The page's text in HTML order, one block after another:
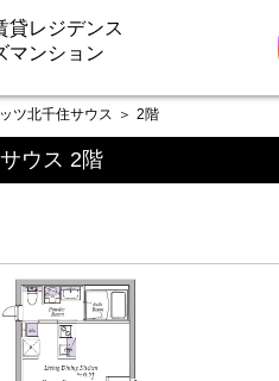
貸レジデンス
マンション
ツ北千住サウス ＞ 2階
ウス 2階